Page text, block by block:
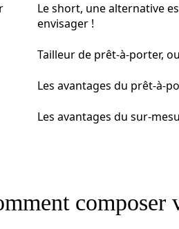
Le short, une alternative
envisager !
Tailleur de prêt-à-porter,
Les avantages du prêt-à-
Les avantages du sur-
composer